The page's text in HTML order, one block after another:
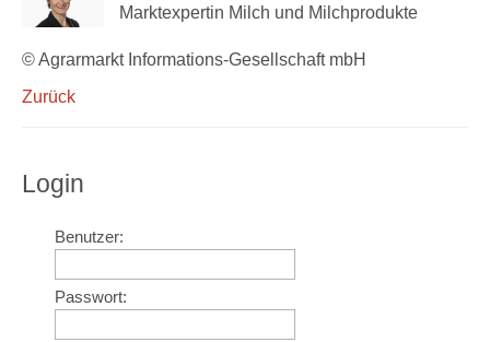
Marktexpertin Milch und Milchprodukte
© Agrarmarkt Informations-Gesellschaft mbH
Zurück
Login
Benutzer:
Passwort: